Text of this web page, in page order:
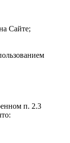
Сайте;
п. 2.3